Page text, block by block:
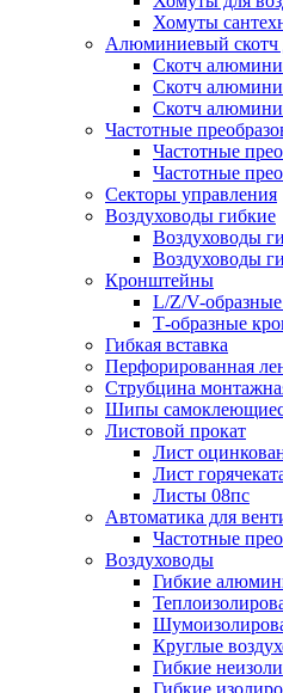
Хомуты
Алюминиевый скотч
Скотч
Скотч
Скотч
Частотные
Частотные
Частотные
Секторы управления
Воздуховоды гибкие
Воздуховоды
Воздуховоды
Кронштейны
L/Z/V-
Т-образные
Гибкая вставка
Перфорированная
Струбцина
Шипы
Листовой прокат
Лист
Лист
Листы 08пс
Автоматика для
Частотные
Воздуховоды
Гибкие
Круглые
Гибкие
Гибкие